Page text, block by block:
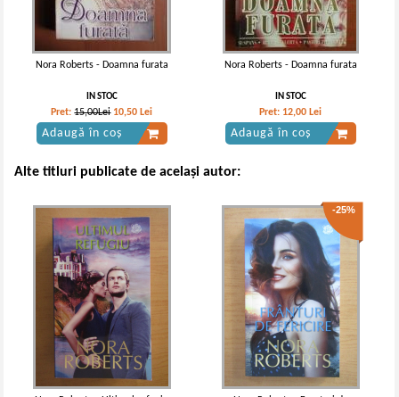
Nora Roberts - Doamna furata
IN STOC
Pret:15,00Lei 10,50 Lei
Adaugă în coș
Nora Roberts - Doamna furata
IN STOC
Pret: 12,00 Lei
Adaugă în coș
Alte titluri publicate de același autor:
-25%